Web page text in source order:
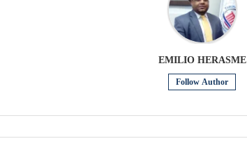
EMILIO HERASME
Follow Author